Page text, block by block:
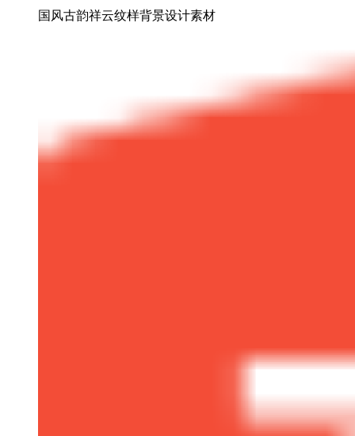
国风古韵祥云纹样背景设计素材